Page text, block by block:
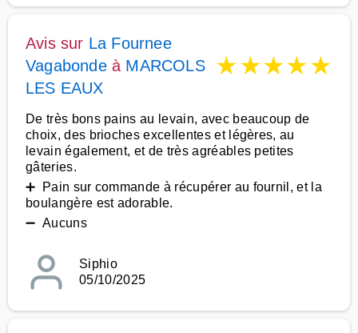
Avis sur La Fournee
Vagabondeà MARCOLS
LES EAUX
★★★★★
De très bons pains au levain, avec beaucoup de
choix, des brioches excellentes et légères, au
levain également, et de très agréables petites
gâteries.
➕ Pain sur commande à récupérer au fournil, et la
boulangère est adorable.
➖ Aucuns
Siphio
05/10/2025